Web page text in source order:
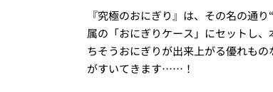
『究極のおにぎり』は、その名の通
属の「おにぎりケース」にセットし
ちそうおにぎりが出来上がる優れも
がすいてきます……！